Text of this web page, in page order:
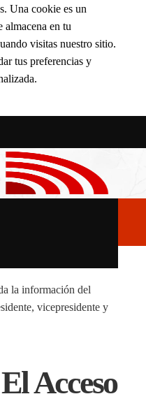
Una cookie es un
almacena en tu
visitas nuestro sitio.
tus preferencias y
la información del
vicepresidente y
Acceso